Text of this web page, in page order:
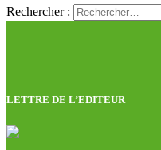
Rechercher :
LETTRE DE L’EDITEUR